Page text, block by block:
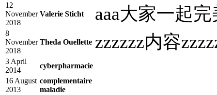
12
November
2018
Valerie Sticht aaa大家一起完
8
November
2018
Theda Ouellette zzzzzz内容
3 April
2014
cyberpharmacie
16 August
2013
complementaire
maladie